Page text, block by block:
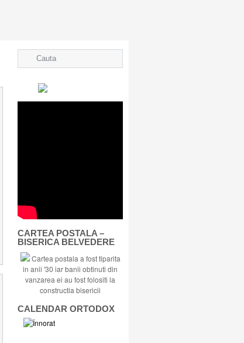
CARTEA POSTALA –
BISERICA BELVEDERE
Cartea postala a fost tiparita
in anii '30 iar banii obtinuti din
vanzarea ei au fost folositi la
constructia bisericii
CALENDAR ORTODOX